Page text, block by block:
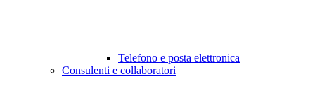
Telefono e posta elettronica
Consulenti e collaboratori